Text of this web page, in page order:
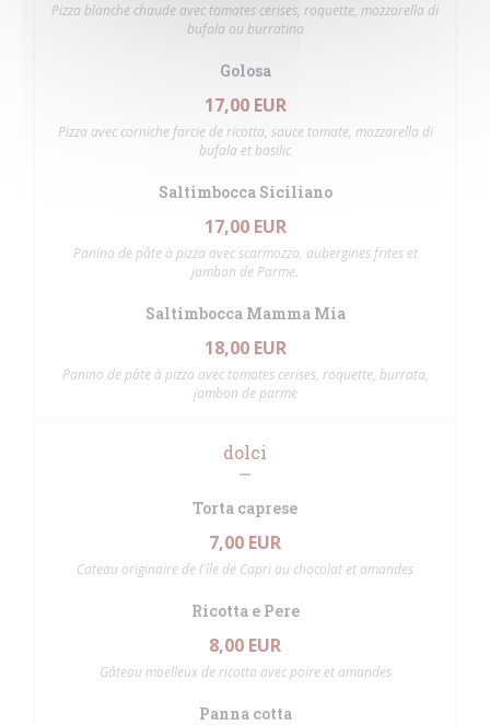
Pizza blanche chaude avec tomates cerises, roquette, mozzarella di
bufala ou burratina
Golosa
17,00 EUR
Pizza avec corniche farcie de ricotta, sauce tomate, mozzarella di
bufala et basilic
Saltimbocca Siciliano
17,00 EUR
Panino de pâte à pizza avec scarmozza, aubergines frites et
jambon de Parme.
Saltimbocca Mamma Mia
18,00 EUR
Panino de pâte à pizza avec tomates cerises, roquette, burrata,
jambon de parme
dolci
Torta caprese
7,00 EUR
Cateau originaire de l'île de Capri au chocolat et amandes
Ricotta e Pere
8,00 EUR
Gâteau moelleux de ricotta avec poire et amandes
Panna cotta